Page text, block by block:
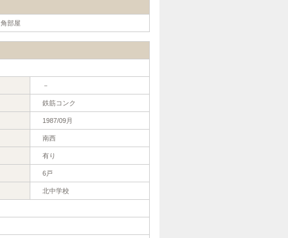
部屋
－
鉄筋コンク
1987/09月
南西
有り
6戸
北中学校